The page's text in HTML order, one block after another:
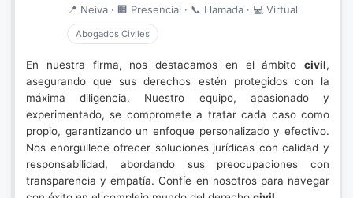
📍 Neiva · 🏢 Presencial · 📞 Llamada · 💻 Virtual
Abogados Civiles
En nuestra firma, nos destacamos en el ámbito civil,
asegurando que sus derechos estén protegidos con la
máxima diligencia. Nuestro equipo, apasionado y
experimentado, se compromete a tratar cada caso como
propio, garantizando un enfoque personalizado y efectivo.
Nos enorgullece ofrecer soluciones jurídicas con calidad y
responsabilidad, abordando sus preocupaciones con
transparencia y empatía. Confíe en nosotros para navegar